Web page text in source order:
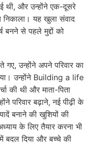
थी, और उन्होंने एक-दूसरे
यह खुला संवाद
बनने से पहले मुद्दों को
उन्होंने अपने परिवार का
उन्होंने Building a life
की थी और माता-पिता
परिवार बढ़ाने, नई पीढ़ी के
बनाने की खुशियों की
के लिए तैयार करना भी
बदल दिया और बच्चे की